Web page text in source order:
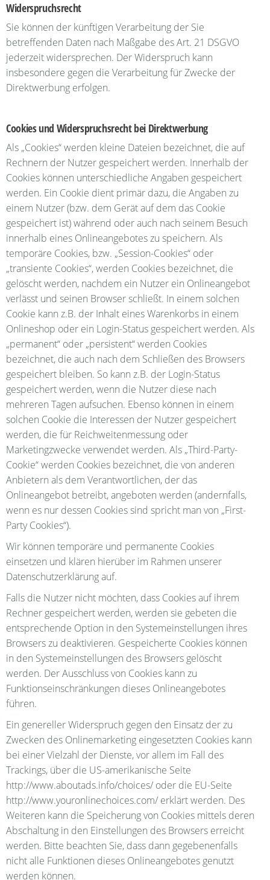
Widerspruchsrecht
Sie können der künftigen Verarbeitung der Sie
betreffenden Daten nach Maßgabe des Art. 21 DSGVO
jederzeit widersprechen. Der Widerspruch kann
insbesondere gegen die Verarbeitung für Zwecke der
Direktwerbung erfolgen.
Cookies und Widerspruchsrecht bei Direktwerbung
Als „Cookies“ werden kleine Dateien bezeichnet, die auf
Rechnern der Nutzer gespeichert werden. Innerhalb der
Cookies können unterschiedliche Angaben gespeichert
werden. Ein Cookie dient primär dazu, die Angaben zu
einem Nutzer (bzw. dem Gerät auf dem das Cookie
gespeichert ist) während oder auch nach seinem Besuch
innerhalb eines Onlineangebotes zu speichern. Als
temporäre Cookies, bzw. „Session-Cookies“ oder
„transiente Cookies“, werden Cookies bezeichnet, die
gelöscht werden, nachdem ein Nutzer ein Onlineangebot
verlässt und seinen Browser schließt. In einem solchen
Cookie kann z.B. der Inhalt eines Warenkorbs in einem
Onlineshop oder ein Login-Status gespeichert werden. Als
„permanent“ oder „persistent“ werden Cookies
bezeichnet, die auch nach dem Schließen des Browsers
gespeichert bleiben. So kann z.B. der Login-Status
gespeichert werden, wenn die Nutzer diese nach
mehreren Tagen aufsuchen. Ebenso können in einem
solchen Cookie die Interessen der Nutzer gespeichert
werden, die für Reichweitenmessung oder
Marketingzwecke verwendet werden. Als „Third-Party-
Cookie“ werden Cookies bezeichnet, die von anderen
Anbietern als dem Verantwortlichen, der das
Onlineangebot betreibt, angeboten werden (andernfalls,
wenn es nur dessen Cookies sind spricht man von „First-
Party Cookies“).
Wir können temporäre und permanente Cookies
einsetzen und klären hierüber im Rahmen unserer
Datenschutzerklärung auf.
Falls die Nutzer nicht möchten, dass Cookies auf ihrem
Rechner gespeichert werden, werden sie gebeten die
entsprechende Option in den Systemeinstellungen ihres
Browsers zu deaktivieren. Gespeicherte Cookies können
in den Systemeinstellungen des Browsers gelöscht
werden. Der Ausschluss von Cookies kann zu
Funktionseinschränkungen dieses Onlineangebotes
führen.
Ein genereller Widerspruch gegen den Einsatz der zu
Zwecken des Onlinemarketing eingesetzten Cookies kann
bei einer Vielzahl der Dienste, vor allem im Fall des
Trackings, über die US-amerikanische Seite
http://www.aboutads.info/choices/ oder die EU-Seite
http://www.youronlinechoices.com/ erklärt werden. Des
Weiteren kann die Speicherung von Cookies mittels deren
Abschaltung in den Einstellungen des Browsers erreicht
werden. Bitte beachten Sie, dass dann gegebenenfalls
nicht alle Funktionen dieses Onlineangebotes genutzt
werden können.